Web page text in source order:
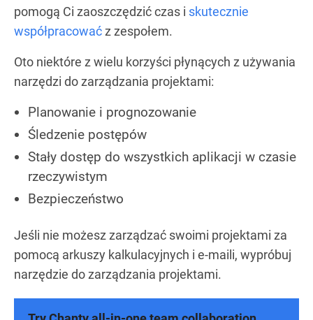
pomogą Ci zaoszczędzić czas i skutecznie
współpracowaćz zespołem.
Oto niektóre z wielu korzyści płynących z używania
narzędzi do zarządzania projektami:
Planowanie i prognozowanie
Śledzenie postępów
Stały dostęp do wszystkich aplikacji w czasie
rzeczywistym
Bezpieczeństwo
Jeśli nie możesz zarządzać swoimi projektami za
pomocą arkuszy kalkulacyjnych i e-maili, wypróbuj
narzędzie do zarządzania projektami.